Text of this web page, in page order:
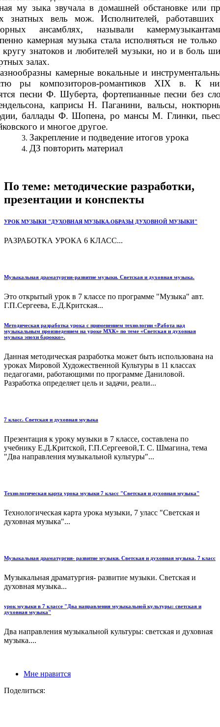
му зыка звучала в домашней обстановке или
знатных вель мож. Исполнителей, работавших
ансамблях, называли
камерная музыка стала исполняться не только
кругу знатоков и любителей музыки, но и в боль
залах.
камерные вокальные и
ры композиторов-романтиков XIX в. К
песни Ф. Шуберта, фортепианные песни без
каприсы Н. Паганини, вальсы,
баллады Ф. Шопена, ро мансы М. Глинки,
и многое другое.
Закрепление и подведение итогов урока
ДЗ повторить материал
По теме: методические разработки,
презентации и конспекты
УРОК МУЗЫКИ "ДУХОВНАЯ МУЗЫКА.ОБРАЗЫ ДУХОВНОЙ МУЗЫКИ"
РАЗРАБОТКА УРОКА 6 КЛАСС...
Музыкальная драматургия-развитие музыки. Светская и духовная музыка.
Это открытый урок в 7 классе по программе "Музыка" авт.
Г.П.Сергеева, Е.Д.Критская...
Методическая разработка урока с применением технологии «Работа над
музыкальным произведением на уроке МХК» по теме «Светская и духовная
музыка эпохи барокко».
Данная методическая разработка может быть использована на
уроках Мировой Художественной Культуры в 11 классах
педагогами, работающими по программе Даниловой.
Разработка определяет цель и задачи, реали...
7 класс. Светская и духовная музыка
Презентация к уроку музыки в 7 классе, составлена по
учебнику Е.Д.Критской, Г.П.Сергеевой,Т. С. Шмагина, тема
"Два направления музыкальной культуры"...
Технологическая карта урока музыки 7 класс "Светская и духовная музыка"
Технологическая карта урока музыки, 7 уласс "Светская и
духовная музыка"...
Музыкальная драматургия- развитие музыки. Светская и духовная музыка. 7 класс
Музыкальная драматургия- развитие музыки. Светская и
духовная музыка...
урок музыки в 7 классе "Два направления музыкальной культуры: светская и
духовная музыка"
Два направления музыкальной культуры: светская и духовная
музыка....
Мне нравится
Поделиться: